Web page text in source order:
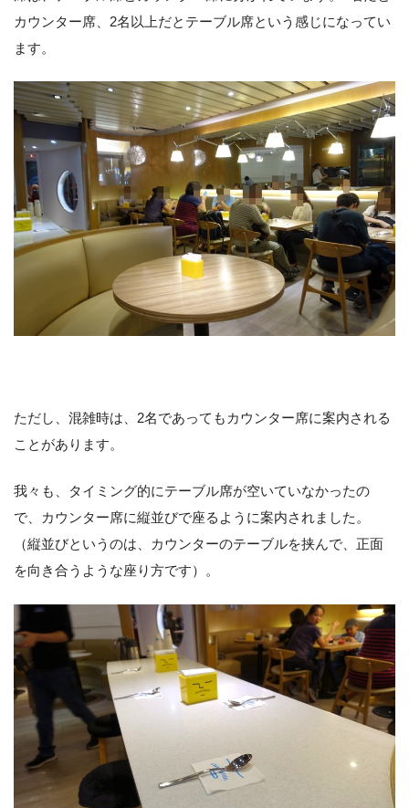
カウンター席、2名以上だとテーブル席という感じになってい
ます。
ただし、混雑時は、2名であってもカウンター席に案内される
ことがあります。
我々も、タイミング的にテーブル席が空いていなかったの
で、カウンター席に縦並びで座るように案内されました。
（縦並びというのは、カウンターのテーブルを挟んで、正面
を向き合うような座り方です）。